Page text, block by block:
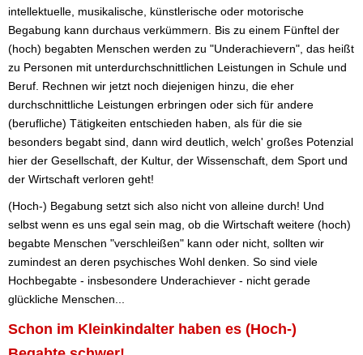
intellektuelle, musikalische, künstlerische oder motorische
Begabung kann durchaus verkümmern. Bis zu einem Fünftel der
(hoch) begabten Menschen werden zu "Underachievern", das heißt
zu Personen mit unterdurchschnittlichen Leistungen in Schule und
Beruf. Rechnen wir jetzt noch diejenigen hinzu, die eher
durchschnittliche Leistungen erbringen oder sich für andere
(berufliche) Tätigkeiten entschieden haben, als für die sie
besonders begabt sind, dann wird deutlich, welch' großes Potenzial
hier der Gesellschaft, der Kultur, der Wissenschaft, dem Sport und
der Wirtschaft verloren geht!
(Hoch-) Begabung setzt sich also nicht von alleine durch! Und
selbst wenn es uns egal sein mag, ob die Wirtschaft weitere (hoch)
begabte Menschen "verschleißen" kann oder nicht, sollten wir
zumindest an deren psychisches Wohl denken. So sind viele
Hochbegabte - insbesondere Underachiever - nicht gerade
glückliche Menschen...
Schon im Kleinkindalter haben es (Hoch-)